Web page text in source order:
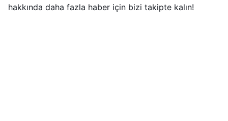
hakkında daha fazla haber için bizi takipte kalın!